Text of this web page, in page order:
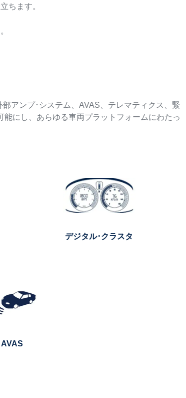
ちます。
アンプ･システム、AVAS、テレマティクス、緊
にし、あらゆる車両プラットフォームにわたっ
デジタル･クラスタ
AVAS